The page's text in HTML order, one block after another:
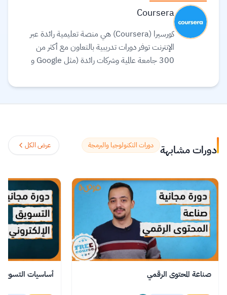
Coursera
كورسيرا (Coursera) هي منصة تعليمية رائدة عبر
الإنترنت توفر دورات تدريبية بالتعاون مع أكثر من
300 جامعة عالمية وشركات رائدة (مثل Google و
العمل. تقدم المنصة مجموعة واسعة من الخيارات
علوم البيانات، التكنولوجيا، الأعمال، والصحة.
تستخدم المنصة الذكاء الاصطناعي لترجمة آلاف
متعددة، بما في ذلك اللغة العربية.
اقرأ المزيد.
دورات مشابهة دورات التكنولوجيا والبرمجة عرض الكل
صناعة المحتوى الرقمي أساسيات التسويق